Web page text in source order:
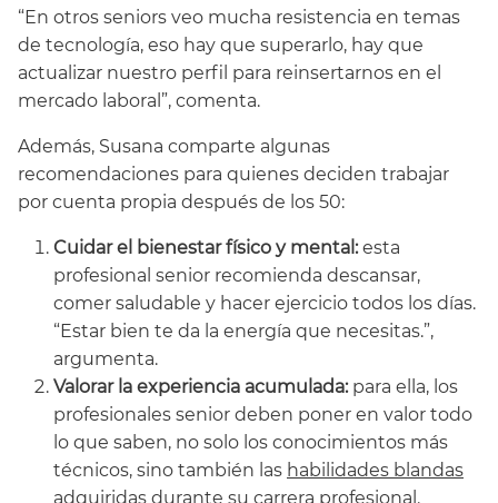
“En otros seniors veo mucha resistencia en temas
de tecnología, eso hay que superarlo, hay que
actualizar nuestro perfil para reinsertarnos en el
mercado laboral”, comenta.
Además, Susana comparte algunas
recomendaciones para quienes deciden trabajar
por cuenta propia después de los 50:
Cuidar el bienestar físico y mental:esta
profesional senior recomienda descansar,
comer saludable y hacer ejercicio todos los días.
“Estar bien te da la energía que necesitas.”,
argumenta.
Valorar la experiencia acumulada:para ella, los
profesionales senior deben poner en valor todo
lo que saben, no solo los conocimientos más
técnicos, sino también las habilidades blandas
adquiridas durante su carrera profesional.